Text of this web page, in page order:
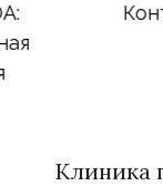
Клиника